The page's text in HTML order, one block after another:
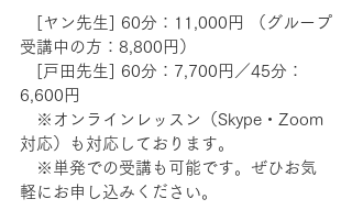
[ヤン先生] 60分：11,000円 （グループ
受講中の方：8,800円）
[戸田先生] 60分：7,700円／45分：
6,600円
※オンラインレッスン（Skype・Zoom
対応）も対応しております。
※単発での受講も可能です。ぜひお気
軽にお申し込みください。